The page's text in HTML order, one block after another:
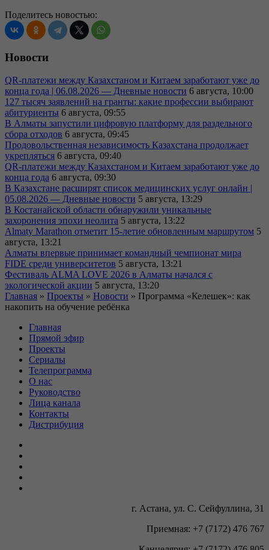
Поделитесь новостью:
Новости
QR-платежи между Казахстаном и Китаем заработают уже до
конца года | 06.08.2026 — Дневные новости 6 августа, 10:00
127 тысяч заявлений на гранты: какие профессии выбирают
абитуриенты 6 августа, 09:55
В Алматы запустили цифровую платформу для раздельного
сбора отходов 6 августа, 09:45
Продовольственная независимость Казахстана продолжает
укрепляться 6 августа, 09:40
QR-платежи между Казахстаном и Китаем заработают уже до
конца года 6 августа, 09:30
В Казахстане расширят список медицинских услуг онлайн |
05.08.2026 — Дневные новости 5 августа, 13:29
В Костанайской области обнаружили уникальные
захоронения эпохи неолита 5 августа, 13:22
Almaty Marathon отметит 15-летие обновленным маршрутом 5
августа, 13:21
Алматы впервые принимает командный чемпионат мира
FIDE среди университетов 5 августа, 13:21
Фестиваль ALMA LOVE 2026 в Алматы начался с
экологической акции 5 августа, 13:20
Главная » Проекты » Новости » Программа «Келешек»: как
накопить на обучение ребёнка
Главная
Прямой эфир
Проекты
Сериалы
Телепрограмма
О нас
Руководство
Лица канала
Контакты
Дистрибуция
г. Астана, ул. С. Сейфуллина, 31
Приемная: +7 (7172) 476 767